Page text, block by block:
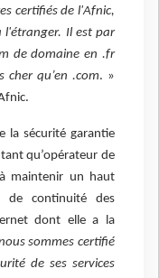
certifiés de l'Afnic,
l'étranger. Il est par
de domaine en .fr
cher qu’en .com. »
la sécurité garantie
qu’opérateur de
à maintenir un haut
de continuité des
dont elle a la
sommes certifié
de ses services